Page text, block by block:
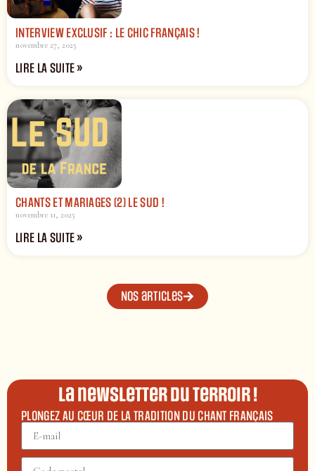
INTERVIEW EXCLUSIF : LE CHIC FRANÇAIS !
novembre 27, 2025
LIRE LA SUITE »
CHANTS ET MARIAGES (2) LE SUD !
novembre 11, 2025
LIRE LA SUITE »
Nos articles
La newsletter du terroir !
PLONGEZ AU CŒUR DE LA TRADITION DU CHANT FRANÇAIS